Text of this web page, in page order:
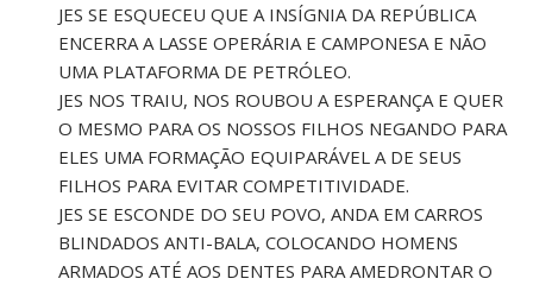
JES SE ESQUECEU QUE A INSÍGNIA DA REPÚBLICA
ENCERRA A LASSE OPERÁRIA E CAMPONESA E NÃO
UMA PLATAFORMA DE PETRÓLEO.
JES NOS TRAIU, NOS ROUBOU A ESPERANÇA E QUER
O MESMO PARA OS NOSSOS FILHOS NEGANDO PARA
ELES UMA FORMAÇÃO EQUIPARÁVEL A DE SEUS
FILHOS PARA EVITAR COMPETITIVIDADE.
JES SE ESCONDE DO SEU POVO, ANDA EM CARROS
BLINDADOS ANTI-BALA, COLOCANDO HOMENS
ARMADOS ATÉ AOS DENTES PARA AMEDRONTAR O